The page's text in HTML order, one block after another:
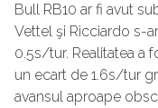
Bull RB10 ar fi avut
Vettel şi Ricciardo s-
0.5s/tur. Realitatea a
un ecart de 1.6s/tur
avansul aproape